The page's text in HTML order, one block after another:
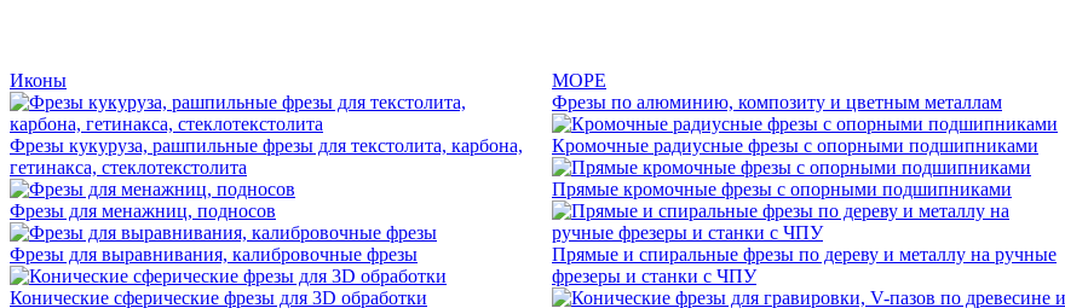
Иконы МОРЕ
Фрезы кукуруза, рашпильные фрезы для текстолита, карбона,
гетинакса, стеклотекстолита
Фрезы для менажниц, подносов
Фрезы для выравнивания, калибровочные фрезы
Конические сферические фрезы для 3D обработки
Фрезы по алюминию, композиту и цветным металлам
Кромочные радиусные фрезы с опорными подшипниками
Прямые кромочные фрезы с опорными подшипниками
Прямые и спиральные фрезы по дереву и металлу на ручные
фрезеры и станки с ЧПУ